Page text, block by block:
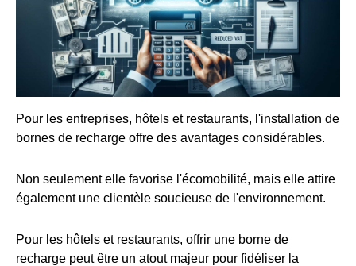
Pour les entreprises, hôtels et restaurants, l'installation de
bornes de recharge offre des avantages considérables.
Non seulement elle favorise l'écomobilité, mais elle attire
également une clientèle soucieuse de l'environnement.
Pour les hôtels et restaurants, offrir une borne de
recharge peut être un atout majeur pour fidéliser la